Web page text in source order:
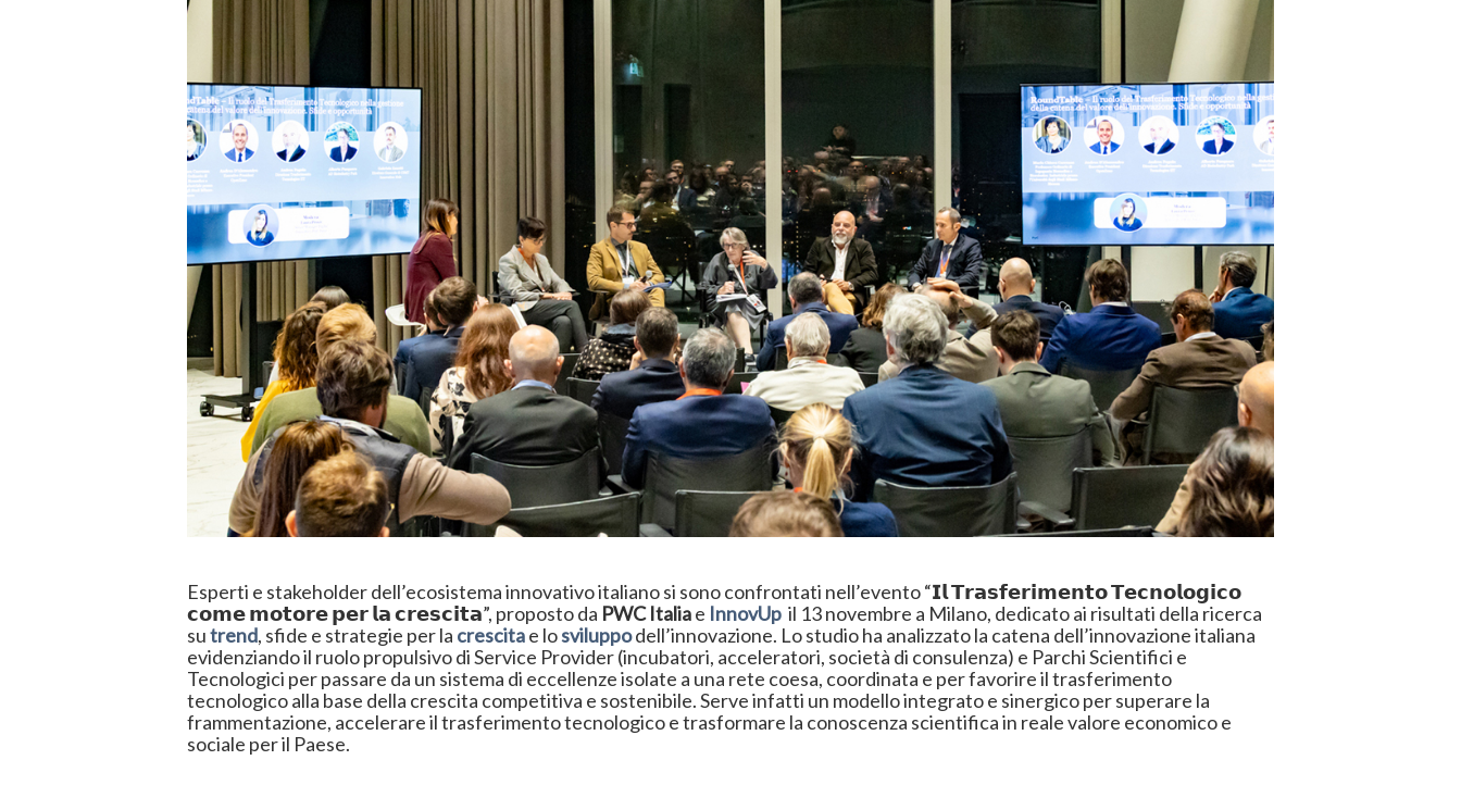
Esperti e stakeholder dell’ecosistema innovativo italiano si sono confrontati nell’evento “𝗜𝗹 𝗧𝗿𝗮𝘀𝗳𝗲𝗿𝗶𝗺𝗲𝗻𝘁𝗼 𝗧𝗲𝗰𝗻𝗼𝗹𝗼𝗴𝗶𝗰𝗼
𝗰𝗼𝗺𝗲 𝗺𝗼𝘁𝗼𝗿𝗲 𝗽𝗲𝗿 𝗹𝗮 𝗰𝗿𝗲𝘀𝗰𝗶𝘁𝗮”, proposto da PWC Italiae InnovUp il 13 novembre a Milano, dedicato ai risultati della ricerca
sutrend, sfide e strategie per la crescitae losviluppodell’innovazione. Lo studio ha analizzato la catena dell’innovazione italiana
evidenziando il ruolo propulsivo di Service Provider (incubatori, acceleratori, società di consulenza) e Parchi Scientifici e
Tecnologici per passare da un sistema di eccellenze isolate a una rete coesa, coordinata e per favorire il trasferimento
tecnologico alla base della crescita competitiva e sostenibile. Serve infatti un modello integrato e sinergico per superare la
frammentazione, accelerare il trasferimento tecnologico e trasformare la conoscenza scientifica in reale valore economico e
sociale per il Paese.